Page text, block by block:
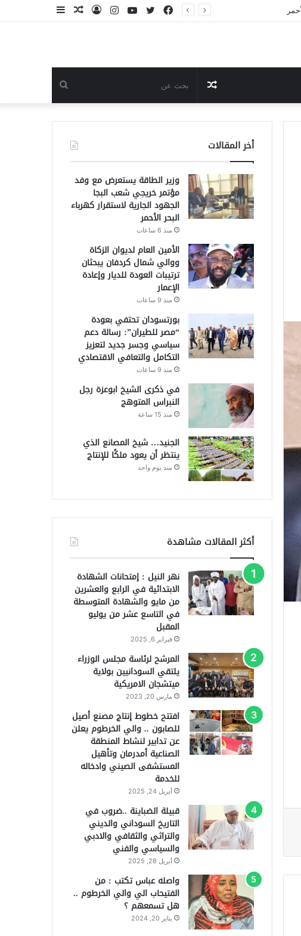
مقال تسجيل
انستقرام يوتيوب تويتر
فيسبوك
عن
مقال
عشوائي
أخر المقالات
وزير الطاقة يستعرض مع وفد
مؤتمر خريجي شعب البجا
الجهود الجارية لاستقرار كهرباء
البحر الأحمر
منذ 6 ساعات
الأمين العام لديوان الزكاة
ووالي شمال كردفان يبحثان
ترتيبات العودة للديار وإعادة
الإعمار
منذ 9 ساعات
بورتسودان تحتفي بعودة
“مصر للطيران”: رسالة دعم
سياسي وجسر جديد لتعزيز
التكامل والتعافي الاقتصادي
منذ 9 ساعات
في ذكرى الشيخ ابوعزة رجل
النبراس المتوهج
منذ 15 ساعة
الجنيد… شيخ المصانع الذي
ينتظر أن يعود ملكًا للإنتاج
منذ يوم واحد
أكثر المقالات مشاهدة
نهر النيل : إمتحانات الشهادة
الابتدائية في الرابع والعشرين
من مايو والشهادة المتوسطة
في التاسع عشر من يوليو
المقبل
فبراير 6, 2025
المرشح لرئاسة مجلس الوزراء
يلتقي السودانيين بولاية
ميتشجان الامريكية
مارس 20, 2023
افتتح خطوط إنتاج مصنع أصيل
للصابون .. والي الخرطوم يعلن
عن تدابير لنشاط المنطقة
الصناعية أمدرمان وتأهيل
المستشفى الصيني وادخاله
للخدمة
أبريل 24, 2025
قبيلة الضباينة ..ضروب في
التاريخ السوداني والديني
والتراثي والثقافي والادبي
والسياسي والفني
أبريل 28, 2025
واصله عباس تكتب : من
الفتيحاب الي والي الخرطوم ..
هل تسمعهم ؟
يناير 20, 2024